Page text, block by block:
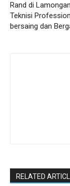
Rand di
Teknisi
bersaing dan
RELATED